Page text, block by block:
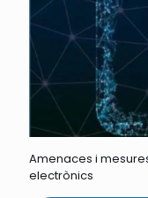
Amenaces i
electrònics